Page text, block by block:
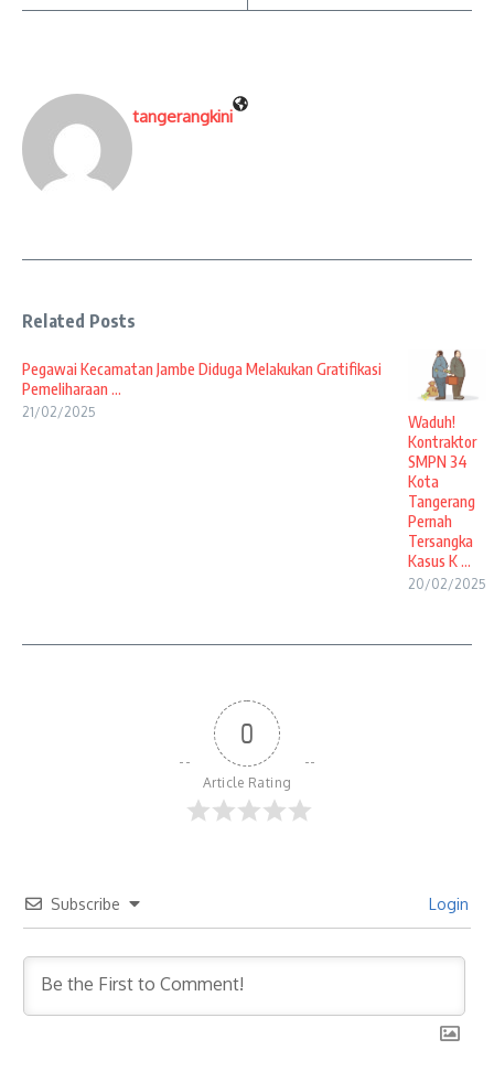
tangerangkini
Related Posts
Pegawai Kecamatan Jambe Diduga Melakukan Gratifikasi
Pemeliharaan ...
21/02/2025
Waduh!
Kontraktor
SMPN 34
Kota
Tangerang
Pernah
Tersangka
Kasus K ...
20/02/2025
0
Article Rating
Subscribe Login